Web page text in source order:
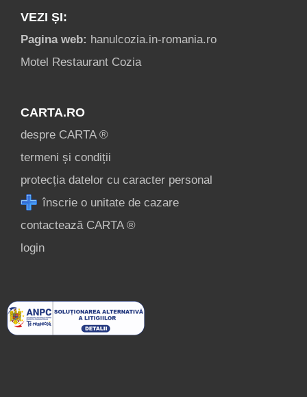
VEZI ȘI:
Pagina web: hanulcozia.in-romania.ro
Motel Restaurant Cozia
CARTA.RO
despre CARTA ®
termeni și condiții
protecția datelor cu caracter personal
înscrie o unitate de cazare
contactează CARTA ®
login